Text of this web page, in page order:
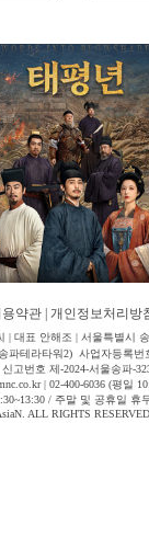
용약관 개인정보처리방
| 대표 안해조 | 서울특별시
파테라타워2) 사업자등록번
고번호 제-2024-서울송파-
| 02-400-6036 (평일
/ 주말 및 공휴일 휴
ALL RIGHTS RESERVED